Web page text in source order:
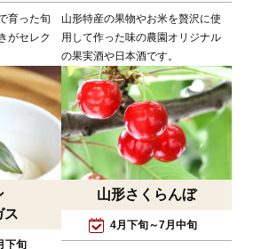
育った旬
がセレク
山形特産の果物やお米を贅沢に使
用して作った味の農園オリジナル
の果実酒や日本酒です。
ス
下旬
山形さくらんぼ
4月下旬～7月中旬